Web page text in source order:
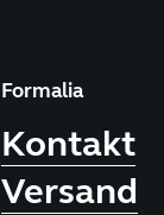
Formalia
Kontakt
Versand